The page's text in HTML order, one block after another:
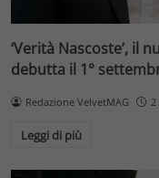
‘Verità Nascoste’, il
debutta il 1°
Redazione VelvetMAG
Leggi di più